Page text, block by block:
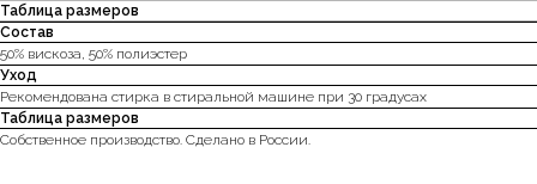
Таблица размеров
Состав
50% вискоза, 50% полиэстер
Уход
Рекомендована стирка в стиральной машине при 30 градусах
Таблица размеров
Собственное производство. Сделано в России.